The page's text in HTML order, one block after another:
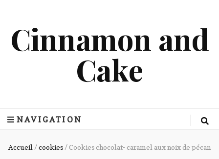
Cinnamon and
Cake
NAVIGATION
Accueil /cookies /Cookies chocolat- caramel aux noix de pécan